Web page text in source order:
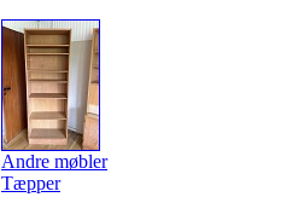
Andre møbler
Tæpper